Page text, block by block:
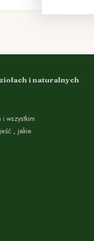
i naturalnych
wszystkim
, jakie